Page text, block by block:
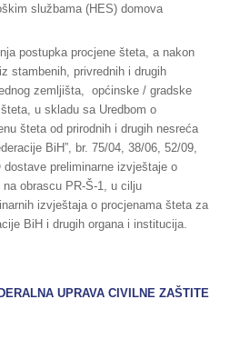
službama (HES) domova
postupka procjene šteta, a nakon
stambenih, privrednih i drugih
zemljišta, općinske / gradske
u skladu sa Uredbom o
šteta od prirodnih i drugih nesreća
BiH”, br. 75/04, 38/06, 52/09,
dostave preliminarne izvještaje o
obrascu PR-Š-1, u cilju
izvještaja o procjenama šteta za
BiH i drugih organa i institucija.
UPRAVA CIVILNE ZAŠTITE